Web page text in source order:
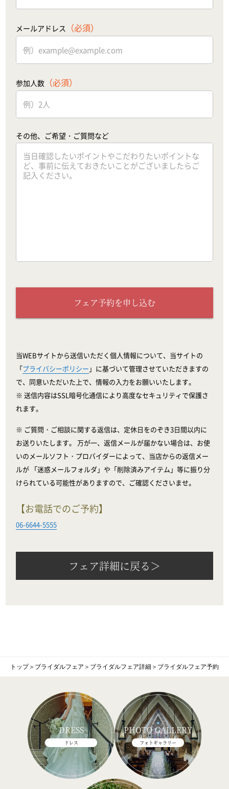
メールアドレス （必須）
参加人数 （必須）
その他、ご希望・ご質問など
フェア予約を申し込む
当WEBサイトから送信いただく個人情報について、当サイトの
「プライバシーポリシー 」に基づいて管理させていただきますの
で、同意いただいた上で、情報の入力をお願いいたします。
※ 送信内容はSSL暗号化通信により高度なセキュリティで保護さ
れます。
※ ご質問・ご相談に関する返信は、定休日をのぞき3日間以内に
お送りいたします。 万が一、返信メールが届かない場合は、お使
いのメールソフト・プロバイダーによって、当店からの返信メー
ルが 「迷惑メールフォルダ」や「削除済みアイテム」等に振り分
けられている可能性がありますので、ご確認くださいませ。
【お電話でのご予約】
06-6644-5555
フェア詳細に戻る＞
トップ＞ ブライダルフェア ＞ ブライダルフェア詳細 ＞ ブライダルフェア予約
DRESS
ドレス
PHOTO GALLERY
フォトギャラリー